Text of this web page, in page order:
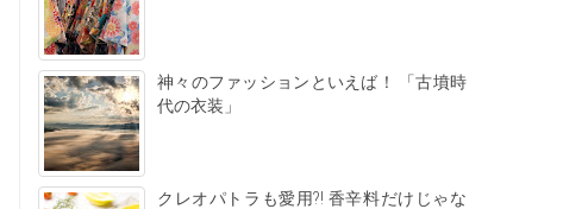
神々のファッションといえば！ 「古墳時
代の衣装」
クレオパトラも愛用?! 香辛料だけじゃな